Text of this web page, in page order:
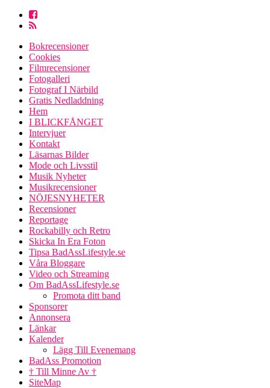
Bokrecensioner
Cookies
Filmrecensioner
Fotogalleri
Fotograf I Närbild
Gratis Nedladdning
Hem
I BLICKFÅNGET
Intervjuer
Kontakt
Läsarnas Bilder
Mode och Livsstil
Musik Nyheter
Musikrecensioner
NÖJESNYHETER
Recensioner
Reportage
Rockabilly och Retro
Skicka In Era Foton
Tipsa BadAssLifestyle.se
Våra Bloggare
Video och Streaming
Om BadAssLifestyle.se
Promota ditt band
Sponsorer
Annonsera
Länkar
Kalender
Lägg Till Evenemang
BadAss Promotion
† Till Minne Av †
SiteMap